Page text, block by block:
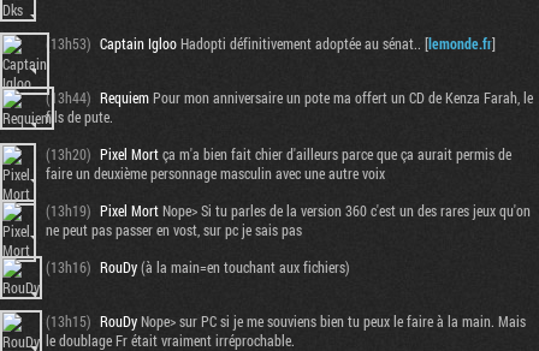
(13h53) Captain IglooHadopti définitivement adoptée au sénat.. [lemonde.fr]
(13h44) RequiemPour mon anniversaire un pote ma offert un CD de Kenza Farah, le
fils de pute.
(13h20) Pixel Mortça m'a bien fait chier d'ailleurs parce que ça aurait permis de
faire un deuxième personnage masculin avec une autre voix
(13h19) Pixel MortNope> Si tu parles de la version 360 c'est un des rares jeux qu'on
ne peut pas passer en vost, sur pc je sais pas
(13h16) RouDy(à la main=en touchant aux fichiers)
(13h15) RouDyNope> sur PC si je me souviens bien tu peux le faire à la main. Mais
le doublage Fr était vraiment irréprochable.